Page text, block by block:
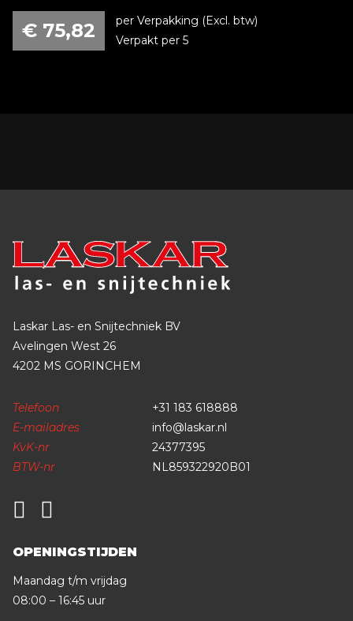
€ 75,82
per Verpakking (Excl. btw)
Verpakt per 5
Laskar Las- en Snijtechniek BV
Avelingen West 26
4202 MS GORINCHEM
Telefoon
+31 183 618888
E-mailadres
info@laskar.nl
KvK-nr
24377395
BTW-nr
NL859322920B01
OPENINGSTIJDEN
Maandag t/m vrijdag
08:00 – 16:45 uur